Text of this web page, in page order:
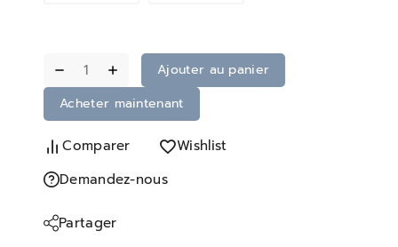
Ajouter au panier
Acheter maintenant
Comparer
Wishlist
Demandez-nous
Partager